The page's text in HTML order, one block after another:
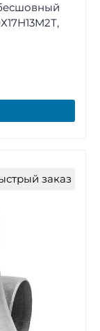
заказ